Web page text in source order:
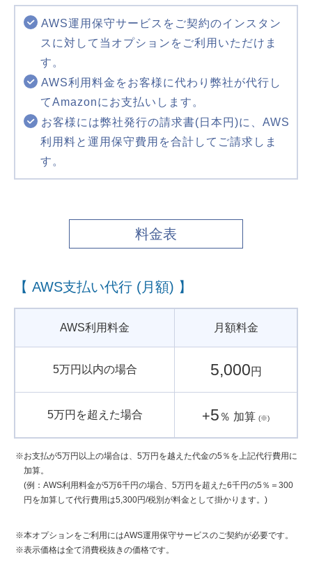
AWS運用保守サービスをご契約のインスタン
スに対して当オプションをご利用いただけま
す。
AWS利用料金をお客様に代わり弊社が代行し
てAmazonにお支払いします。
お客様には弊社発行の請求書(日本円)に、AWS
利用料と運用保守費用を合計してご請求しま
す。
料金表
【 AWS支払い代行 (月額) 】
AWS利用料金 月額料金
5万円以内の場合 5,000円
5万円を超えた場合 +5 ％ 加算 (※)
お支払が5万円以上の場合は、5万円を越えた代金の5％を上記代行費用に
加算。
(例：AWS利用料金が5万6千円の場合、5万円を超えた6千円の5％＝300
円を加算して代行費用は5,300円/税別が料金として掛かります。)
本オプションをご利用にはAWS運用保守サービスのご契約が必要です。
表示価格は全て消費税抜きの価格です。